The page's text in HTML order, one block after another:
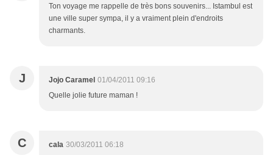
Ton voyage me rappelle de très bons souvenirs... Istambul est
une ville super sympa, il y a vraiment plein d'endroits
charmants.
J Jojo Caramel 01/04/2011 09:16
Quelle jolie future maman !
C cala 30/03/2011 06:18